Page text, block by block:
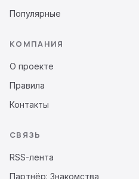
Популярные
КОМПАНИЯ
О проекте
Правила
Контакты
СВЯЗЬ
RSS-лента
Партнёр: Знакомства